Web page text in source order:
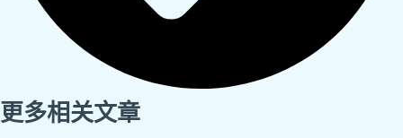
更多相关文章